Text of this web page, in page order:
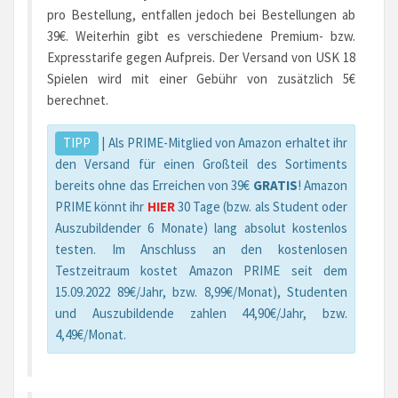
pro Bestellung, entfallen jedoch bei Bestellungen ab
39€. Weiterhin gibt es verschiedene Premium- bzw.
Expresstarife gegen Aufpreis. Der Versand von USK 18
Spielen wird mit einer Gebühr von zusätzlich 5€
berechnet.
TIPP
| Als PRIME-Mitglied von Amazon erhaltet ihr
den Versand für einen Großteil des Sortiments
bereits ohne das Erreichen von 39€ GRATIS! Amazon
PRIME könnt ihr HIER30 Tage (bzw. als Student oder
Auszubildender 6 Monate) lang absolut kostenlos
testen. Im Anschluss an den kostenlosen
Testzeitraum kostet Amazon PRIME seit dem
15.09.2022 89€/Jahr, bzw. 8,99€/Monat), Studenten
und Auszubildende zahlen 44,90€/Jahr, bzw.
4,49€/Monat.